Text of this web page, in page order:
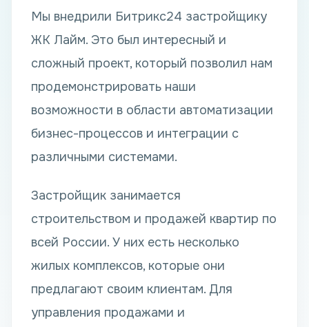
Мы внедрили Битрикс24 застройщику
ЖК Лайм. Это был интересный и
сложный проект, который позволил нам
продемонстрировать наши
возможности в области автоматизации
бизнес-процессов и интеграции с
различными системами.
Застройщик занимается
строительством и продажей квартир по
всей России. У них есть несколько
жилых комплексов, которые они
предлагают своим клиентам. Для
управления продажами и